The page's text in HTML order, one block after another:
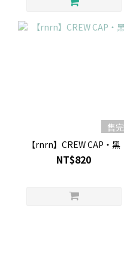
售完
【rnrn】CREW CAP・黑
NT$820